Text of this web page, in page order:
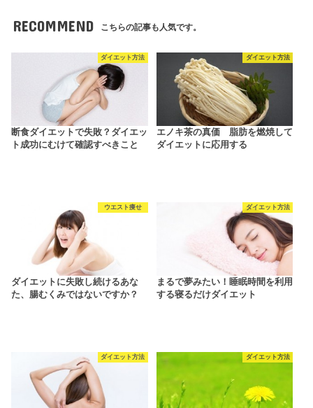
RECOMMEND こちらの記事も人気です。
ダイエット方法
断食ダイエットで失敗？ダイエッ
ト成功にむけて確認すべきこと
ダイエット方法
エノキ茶の真価 脂肪を燃焼して
ダイエットに応用する
ウエスト痩せ
ダイエットに失敗し続けるあな
た、腸むくみではないですか？
ダイエット方法
まるで夢みたい！睡眠時間を利用
する寝るだけダイエット
ダイエット方法 ダイエット方法